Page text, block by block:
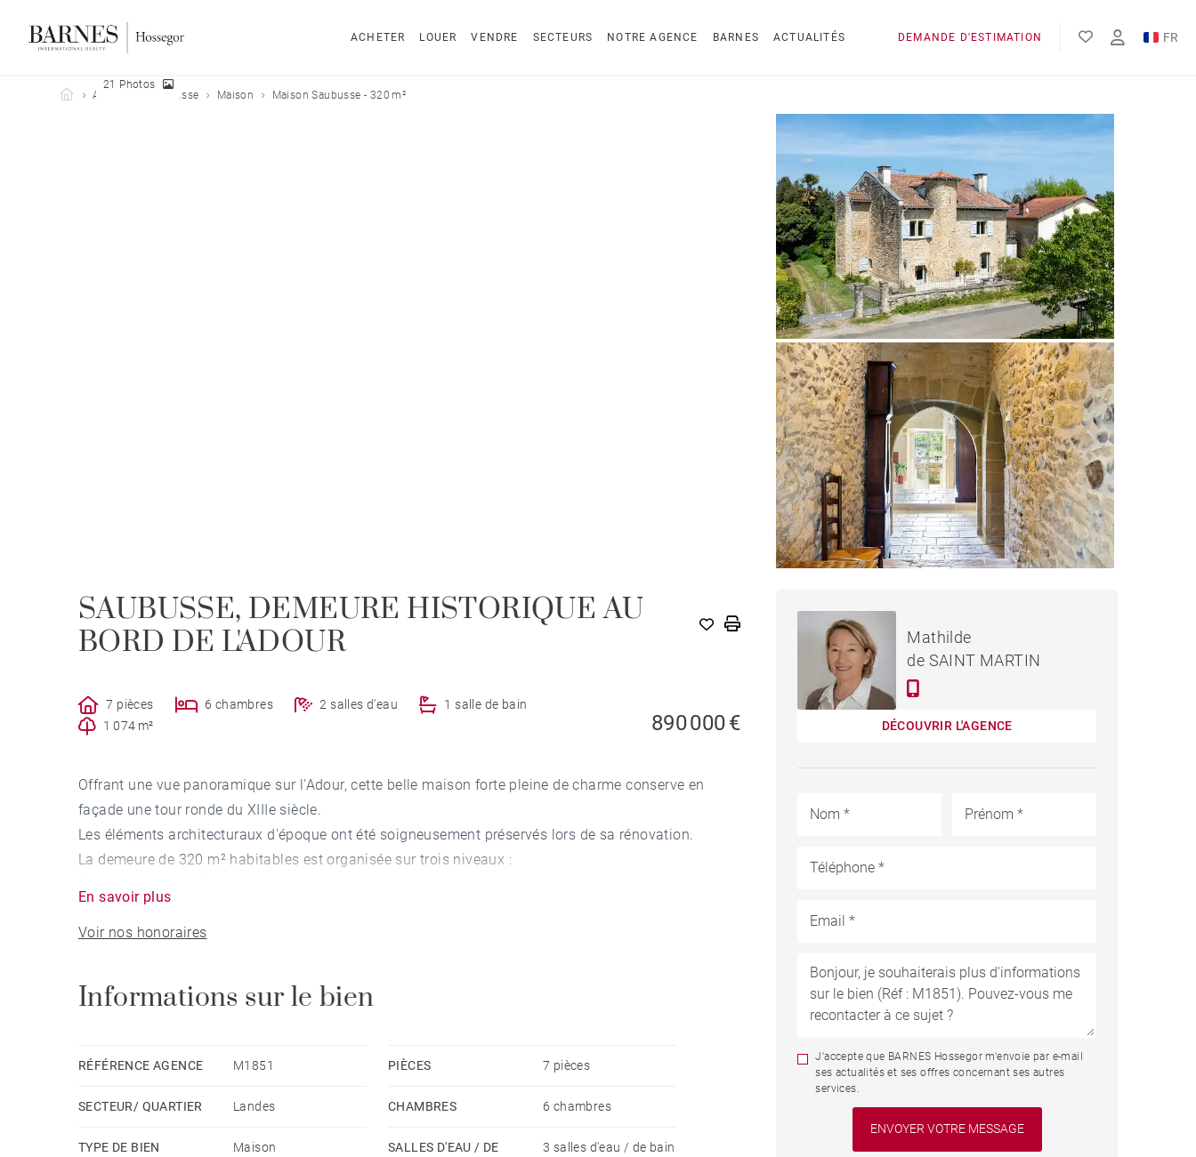
ACHETER LOUER VENDRE SECTEURS NOTRE AGENCE BARNES ACTUALITÉS DEMANDE D'ESTIMATION FR
EN
Barnes Hossegor
Acheter Saubusse Maison Maison Saubusse - 320 m²
21 Photos
SAUBUSSE, DEMEURE HISTORIQUE AU
BORD DE L'ADOUR
7 pièces 6 chambres 2 salles d'eau
1 salle de bain
1 074 m²
890 000 €
Offrant une vue panoramique sur l'Adour, cette belle maison forte pleine de charme conserve en
façade une tour ronde du XIIIe siècle.
Les éléments architecturaux d'époque ont été soigneusement préservés lors de sa rénovation.
La demeure de 320 m² habitables est organisée sur trois niveaux :
et toilettes.
1er étage : Palier desservant trois chambres, salle de bain, dégagements et toilettes.
A l’extérieur, terrasses, jardin et dépendance complètent le bien. La dépendance de deux pièces,
équipée d'une salle de douche et toilettes, pourra accueillir atelier, bureau ou hébergement
En savoir plus
Voir nos honoraires
Informations sur le bien
RÉFÉRENCE AGENCE M1851
SECTEUR/ QUARTIER Landes
TYPE DE BIEN Maison
PIÈCES 7 pièces
CHAMBRES 6 chambres
SALLES D'EAU / DE
3 salles d'eau / de bain
MAISON SAUBUSSE - 320 M²
Mathilde
de SAINT MARTIN
DÉCOUVRIR L'AGENCE
J'accepte que BARNES Hossegor m'envoie par e-mail
ses actualités et ses offres concernant ses autres
services.